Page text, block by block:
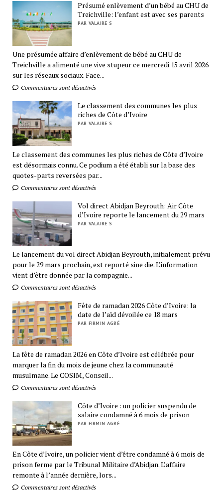
Présumé enlèvement d’un bébé au CHU de
Treichville: l’enfant est avec ses parents
PAR VALAIRE S
Une présumée affaire d’enlèvement de bébé au CHU de
Treichville a alimenté une vive stupeur ce mercredi 15 avril 2026
sur les réseaux sociaux. Face...
Commentaires sont désactivés
Le classement des communes les plus
riches de Côte d’Ivoire
PAR VALAIRE S
Le classement des communes les plus riches de Côte d’Ivoire
est désormais connu. Ce podium a été établi sur la base des
quotes-parts reversées par...
Commentaires sont désactivés
Vol direct Abidjan Beyrouth: Air Côte
d’Ivoire reporte le lancement du 29 mars
PAR VALAIRE S
Le lancement du vol direct Abidjan Beyrouth, initialement prévu
pour le 29 mars prochain, est reporté sine die. L’information
vient d’être donnée par la compagnie...
Commentaires sont désactivés
Fête de ramadan 2026 Côte d’Ivoire: la
date de l’aïd dévoilée ce 18 mars
PAR FIRMIN AGBÉ
La fête de ramadan 2026 en Côte d’Ivoire est célébrée pour
marquer la fin du mois de jeune chez la communauté
musulmane. Le COSIM, Conseil...
Commentaires sont désactivés
Côte d’Ivoire : un policier suspendu de
salaire condamné à 6 mois de prison
PAR FIRMIN AGBÉ
En Côte d’Ivoire, un policier vient d’être condamné à 6 mois de
prison ferme par le Tribunal Militaire d’Abidjan. L’affaire
remonte à l’année dernière, lors...
Commentaires sont désactivés